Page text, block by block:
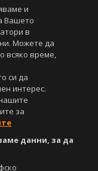
използвани в него, са
му права.
графични и
на Агенция
Допуска се
писмено съгласие на
на линк към
материали,
ще бъдат
и
Вашето
в
Можете да
всяко време,
си да
интерес.
за
данни, за да